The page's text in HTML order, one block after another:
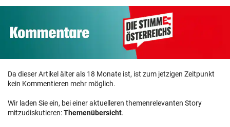
Da dieser Artikel älter als 18 Monate ist, ist zum jetzigen Zeitpunkt
kein Kommentieren mehr möglich.
Wir laden Sie ein, bei einer aktuelleren themenrelevanten Story
mitzudiskutieren:Themenübersicht.